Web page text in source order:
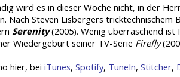
wird es in dieser Woche nicht, in der
Nach Steven Lisbergers tricktechnischem
Serenity(2005). Wenig überraschend ist
Wiedergeburt seiner TV-Serie Firefly
hier, bei iTunes, Spotify, TuneIn, Stitcher,